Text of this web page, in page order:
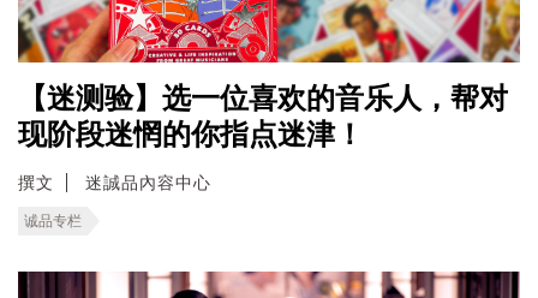
【迷测验】选一位喜欢的音乐人，帮对
现阶段迷惘的你指点迷津！
撰文 迷誠品內容中心
诚品专栏